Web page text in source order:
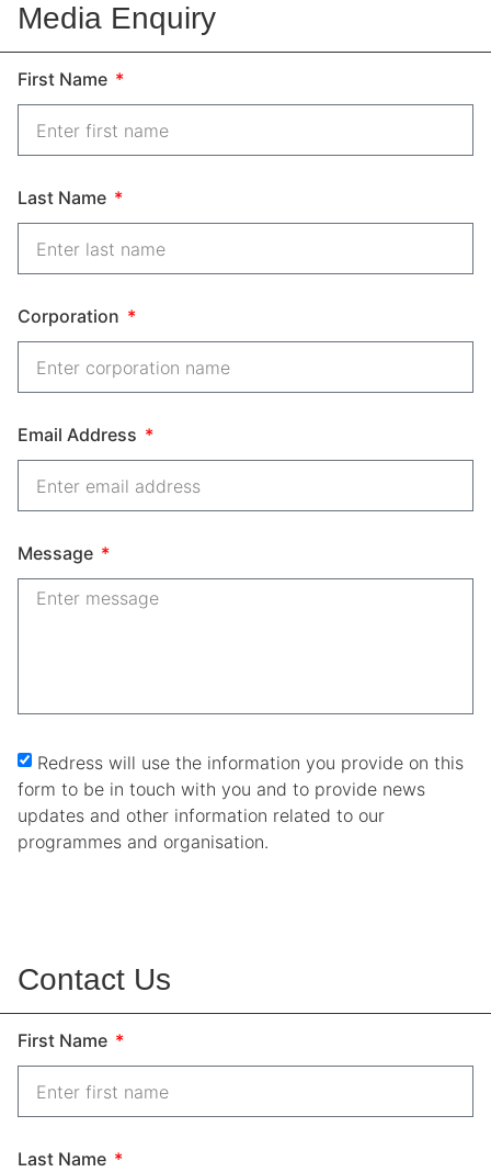
Media Enquiry
First Name
Last Name
Corporation
Email Address
Message
Redress will use the information you provide on this
form to be in touch with you and to provide news
updates and other information related to our
programmes and organisation.
Contact Us
First Name
Last Name